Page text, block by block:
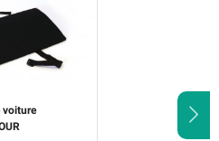
voiture